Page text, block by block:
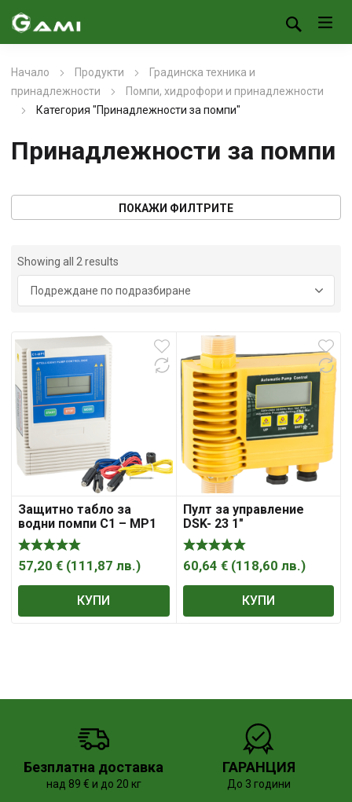
Начало Продукти
Градинска техника и
принадлежности
Помпи, хидрофори и принадлежности
Категория "Принадлежности за помпи"
Принадлежности за помпи
ПОКАЖИ ФИЛТРИТЕ
Showing all 2 results
Защитно табло за
водни помпи C1 – MP1
57,20 € (111,87 лв.)
КУПИ
Пулт за управление
DSK- 23 1″
60,64 € (118,60 лв.)
КУПИ
Безплатна доставка
над 89 € и до 20 кг
ГАРАНЦИЯ
До 3 години